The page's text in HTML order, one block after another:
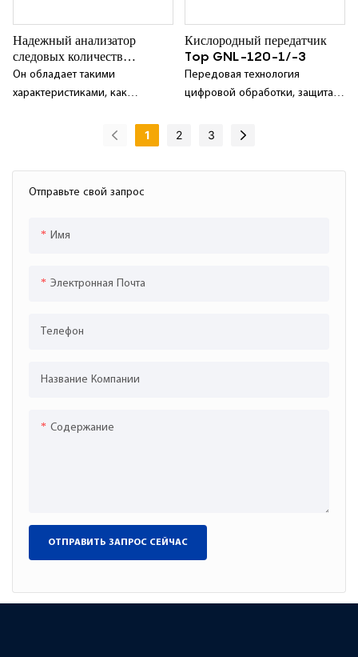
Отправьте свой запрос
Имя
Электронная Почта
Телефон
Название Компании
Содержание
ОТПРАВИТЬ ЗАПРОС СЕЙЧАС
калибровки.
Надежный анализатор
следовых количеств
кислорода CI-RU826
Он обладает такими
характеристиками, как
стабильность, высокая
надежность, длительный цикл
Кислородный передатчик
Top GNL-120-1/-3
Передовая технология
цифровой обработки, защита
высокая точность измерений,
1 2 3